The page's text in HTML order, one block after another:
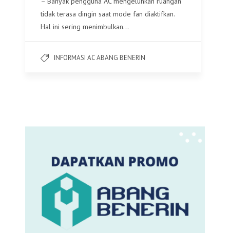
tidak terasa dingin saat mode fan diaktifkan.
Hal ini sering menimbulkan…
INFORMASI AC ABANG BENERIN